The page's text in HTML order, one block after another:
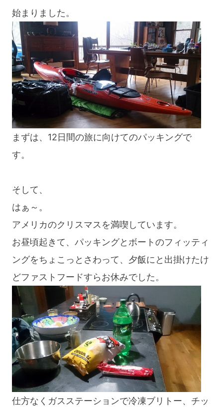
始まりました。
まずは、12日間の旅に向けてのパッキングで
す。
そして、
はぁ～。
アメリカのクリスマスを満喫しています。
お昼頃起きて、パッキングとボートのフィッティ
ングをちょこっとさわって、夕飯にと出掛けたけ
どファストフードすらお休みでした。
仕方なくガスステーションで冷凍ブリトー、チッ